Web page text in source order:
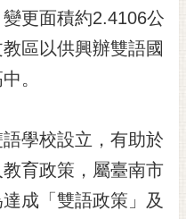
變更面積約2.4106公
區以供興辦雙語國
。
學校設立，有助於
育政策，屬臺南市
成「雙語政策」及